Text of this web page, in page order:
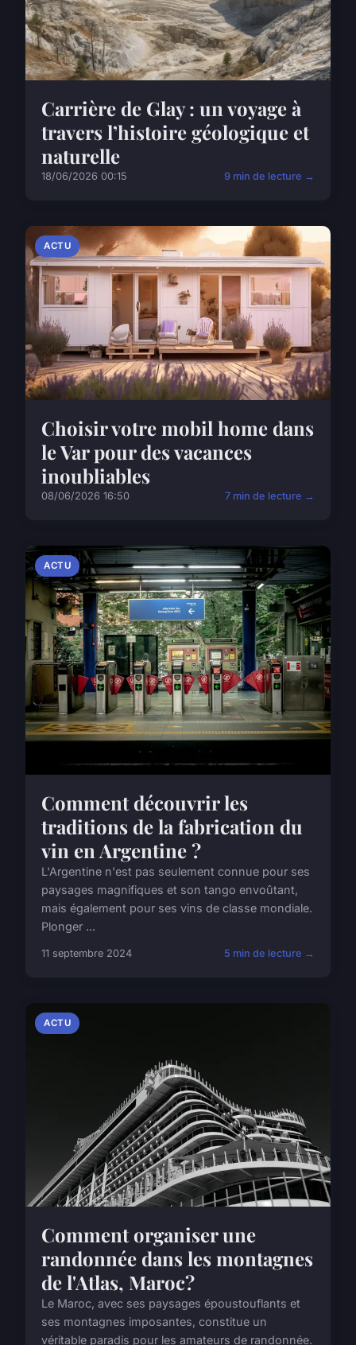
Carrière de Glay : un voyage à
travers l’histoire géologique et
naturelle
18/06/2026 00:15 9 min de lecture →
ACTU
Choisir votre mobil home dans
le Var pour des vacances
inoubliables
08/06/2026 16:50 7 min de lecture →
ACTU
Comment découvrir les
traditions de la fabrication du
vin en Argentine ?
L'Argentine n'est pas seulement connue pour ses
paysages magnifiques et son tango envoûtant,
mais également pour ses vins de classe mondiale.
Plonger ...
11 septembre 2024 5 min de lecture →
ACTU
Comment organiser une
randonnée dans les montagnes
de l'Atlas, Maroc?
Le Maroc, avec ses paysages époustouflants et
ses montagnes imposantes, constitue un
véritable paradis pour les amateurs de randonnée.